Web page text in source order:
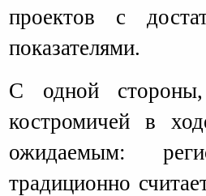
проектов с
показателями.
С одной стороны,
костромичей в
ожидаемым:
традиционно